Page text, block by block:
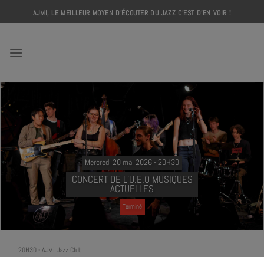
to
AJMI, LE MEILLEUR MOYEN D'ÉCOUTER DU JAZZ C'EST D'EN VOIR !
Mercredi 20 mai 2026 - 20H30
CONCERT DE L’U.E.O MUSIQUES
ACTUELLES
Terminé
20H30 - AJMi Jazz Club